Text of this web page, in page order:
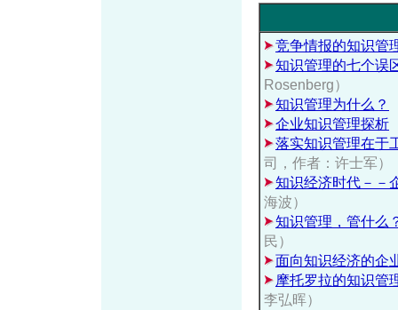
竞争情报的知识管
知识管理的七个误
Rosenberg）
知识管理为什么？
企业知识管理探析
落实知识管理在于
司，作者：许士军）
知识经济时代－－
海波）
知识管理，管什么
民）
面向知识经济的企
摩托罗拉的知识管
李弘晖）